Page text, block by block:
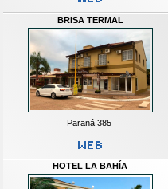
BRISA TERMAL
Paraná 385
HOTEL LA BAHÍA